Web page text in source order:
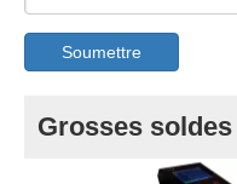
Soumettre
Grosses soldes